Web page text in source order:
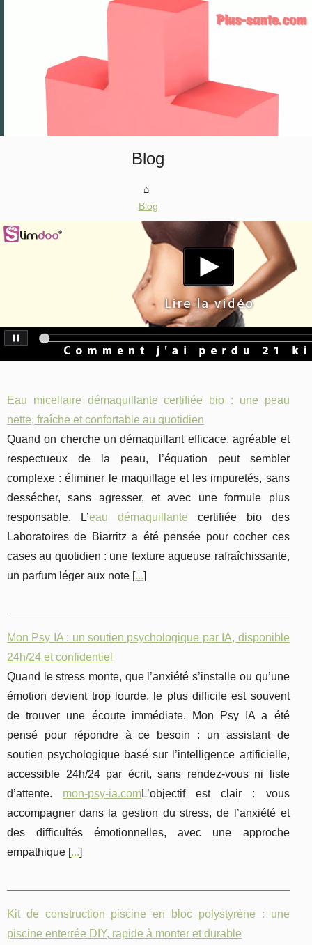
Blog
Blog
Eau micellaire démaquillante certifiée bio : une peau
nette, fraîche et confortable au quotidien
Quand on cherche un démaquillant efficace, agréable et
respectueux de la peau, l’équation peut sembler
complexe : éliminer le maquillage et les impuretés, sans
dessécher, sans agresser, et avec une formule plus
responsable. L’eau démaquillante certifiée bio des
Laboratoires de Biarritz a été pensée pour cocher ces
cases au quotidien : une texture aqueuse rafraîchissante,
un parfum léger aux note [...]
Mon Psy IA : un soutien psychologique par IA, disponible
24h/24 et confidentiel
Quand le stress monte, que l’anxiété s’installe ou qu’une
émotion devient trop lourde, le plus difficile est souvent
de trouver une écoute immédiate. Mon Psy IA a été
pensé pour répondre à ce besoin : un assistant de
soutien psychologique basé sur l’intelligence artificielle,
accessible 24h/24 par écrit, sans rendez-vous ni liste
d’attente. mon-psy-ia.comL’objectif est clair : vous
accompagner dans la gestion du stress, de l’anxiété et
des difficultés émotionnelles, avec une approche
empathique [...]
Kit de construction piscine en bloc polystyrène : une
piscine enterrée DIY, rapide à monter et durable